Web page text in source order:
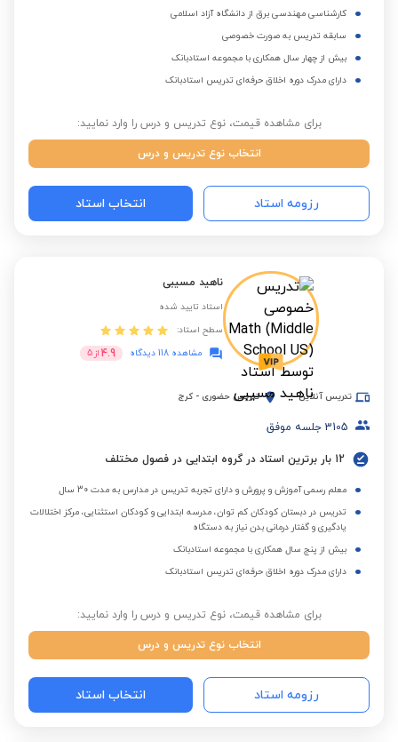
کارشناسی مهندسی برق از دانشگاه آزاد اسلامی
سابقه تدریس به صورت خصوصی
بیش از چهار سال همکاری با مجموعه استادبانک
دارای مدرک دوره اخلاق حرفه‌ای تدریس استادبانک
برای مشاهده قیمت، نوع تدریس و درس را وارد نمایید:
انتخاب نوع تدریس و درس
رزومه استاد انتخاب استاد
ناهید مسیبی
استاد تایید شده
سطح استاد:
مشاهده 118 دیدگاه
4.9 از 5
تدریس آنلاین تدریس حضوری - کرج
3105 جلسه موفق
12 بار برترین استاد در گروه ابتدایی در فصول مختلف
معلم رسمی آموزش و پرورش و دارای تجربه تدریس در مدارس به مدت 30 سال
تدریس در دبستان کودکان کم توان، مدرسه ابتدایی و کودکان استثنایی، مرکز اختلالات
یادگیری و گفتار درمانی بدن نیاز به دستگاه
بیش از پنج سال همکاری با مجموعه استادبانک
دارای مدرک دوره اخلاق حرفه‌ای تدریس استادبانک
برای مشاهده قیمت، نوع تدریس و درس را وارد نمایید:
انتخاب نوع تدریس و درس
رزومه استاد انتخاب استاد